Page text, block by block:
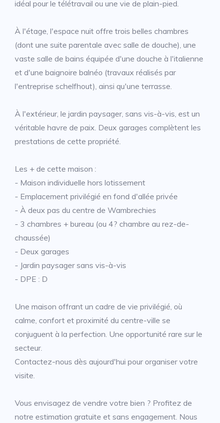
idéal pour le télétravail ou une vie de plain-pied.
À l'étage, l'espace nuit offre trois belles chambres
(dont une suite parentale avec salle de douche), une
vaste salle de bains équipée d'une douche à l'italienne
et d'une baignoire balnéo (travaux réalisés par
l'entreprise schelfhout), ainsi qu'une terrasse.
À l'extérieur, le jardin paysager, sans vis-à-vis, est un
véritable havre de paix. Deux garages complètent les
prestations de cette propriété.
Les + de cette maison :
- Maison individuelle hors lotissement
- Emplacement privilégié en fond d'allée privée
- À deux pas du centre de Wambrechies
- 3 chambres + bureau (ou 4? chambre au rez-de-
chaussée)
- Deux garages
- Jardin paysager sans vis-à-vis
- DPE : D
Une maison offrant un cadre de vie privilégié, où
calme, confort et proximité du centre-ville se
conjuguent à la perfection. Une opportunité rare sur le
secteur.
Contactez-nous dès aujourd'hui pour organiser votre
visite.
Vous envisagez de vendre votre bien ? Profitez de
notre estimation gratuite et sans engagement. Nous